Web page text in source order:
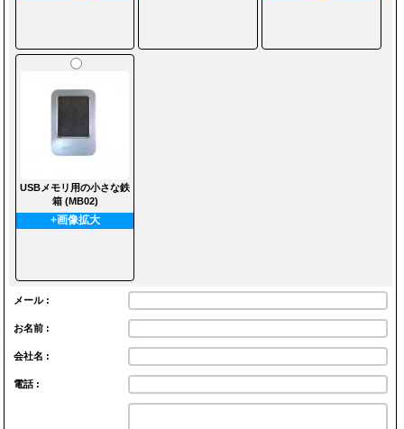
USBメモリ用の小さな鉄
箱 (MB02)
+画像拡大
メール :
お名前 :
会社名 :
電話 :